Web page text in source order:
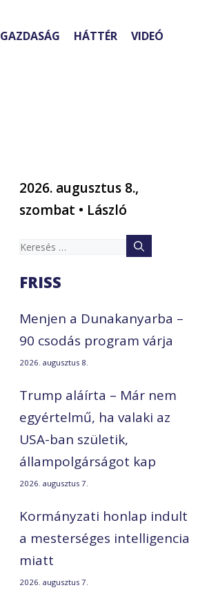
GAZDASÁG HÁTTÉR VIDEÓ
2026. augusztus 8.,
szombat • László
Keresés:
FRISS
Menjen a Dunakanyarba –
90 csodás program várja
2026. augusztus 8.
Trump aláírta – Már nem
egyértelmű, ha valaki az
USA-ban születik,
állampolgárságot kap
2026. augusztus 7.
Kormányzati honlap indult
a mesterséges intelligencia
miatt
2026. augusztus 7.